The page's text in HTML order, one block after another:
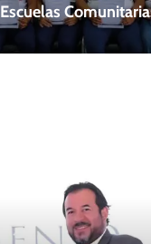
Escuelas